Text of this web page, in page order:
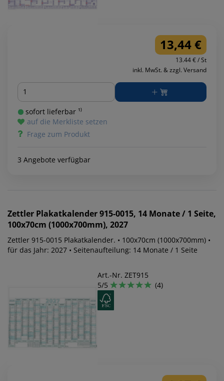
13,44 €
13.44 € / St
inkl. MwSt. & zzgl. Versand
Menge
sofort lieferbar ¹⁾
auf die Merkliste setzen
Frage zum Produkt
3 Angebote verfügbar
Zettler Plakatkalender 915-0015, 14 Monate / 1 Seite,
100x70cm (1000x700mm), 2027
Zettler 915-0015 Plakatkalender. • 100x70cm (1000x700mm) •
für das Jahr: 2027 • Seitenaufteilung: 14 Monate / 1 Seite
Art.-Nr. ZET915
5/5
(4)